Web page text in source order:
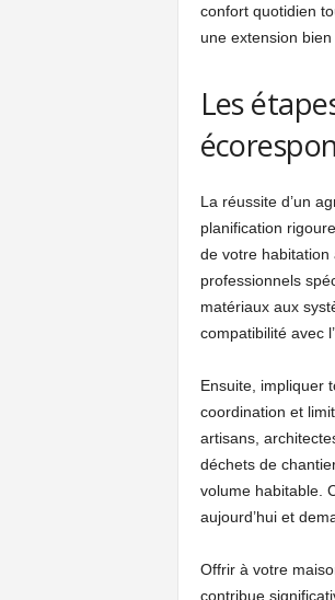
confort quotidien
une extension bien
Les
La réussite d’un
planification
de votre habitation
professionnels
matériaux aux
compatibilité avec
Ensuite, impliquer
coordination et
artisans,
déchets de
volume habitable.
aujourd’hui et
Offrir à votre
contribue